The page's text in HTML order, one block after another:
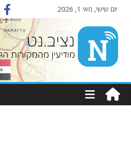
יום שישי, מאי 1, 2026
Nziv.net
מודיעין
מהמקורות